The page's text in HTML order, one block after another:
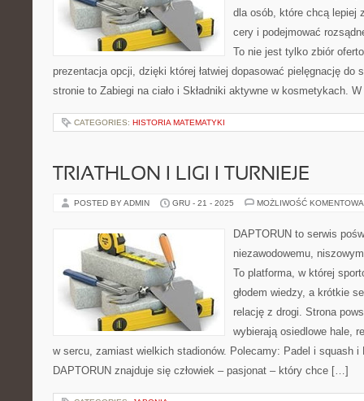
dla osób, które chcą lepiej
cery i podejmować
To nie jest tylko zbiór
prezentacja opcji, dzięki której łatwiej dopasować pielęgnację do
stronie to Zabiegi na ciało i Składniki aktywne w kosmetykach.
CATEGORIES: HISTORIA MATEMATYKI
TRIATHLON I LIGI I TURNIEJE
POSTED BY ADMIN GRU - 21 - 2025 MOŻLIWOŚĆ
DAPTORUN to serwis
niezawodowemu,
To platforma, w której
głodem wiedzy, a krótkie
relację z drogi. Strona
wybierają osiedlowe hale,
w sercu, zamiast wielkich stadionów. Polecamy: Padel i squash i
DAPTORUN znajduje się człowiek – pasjonat – który chce […]